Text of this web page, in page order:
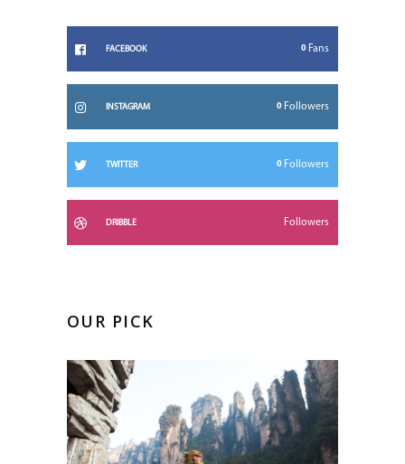
FACEBOOK 0 Fans
INSTAGRAM 0 Followers
TWITTER 0 Followers
DRIBBLE Followers
OUR PICK